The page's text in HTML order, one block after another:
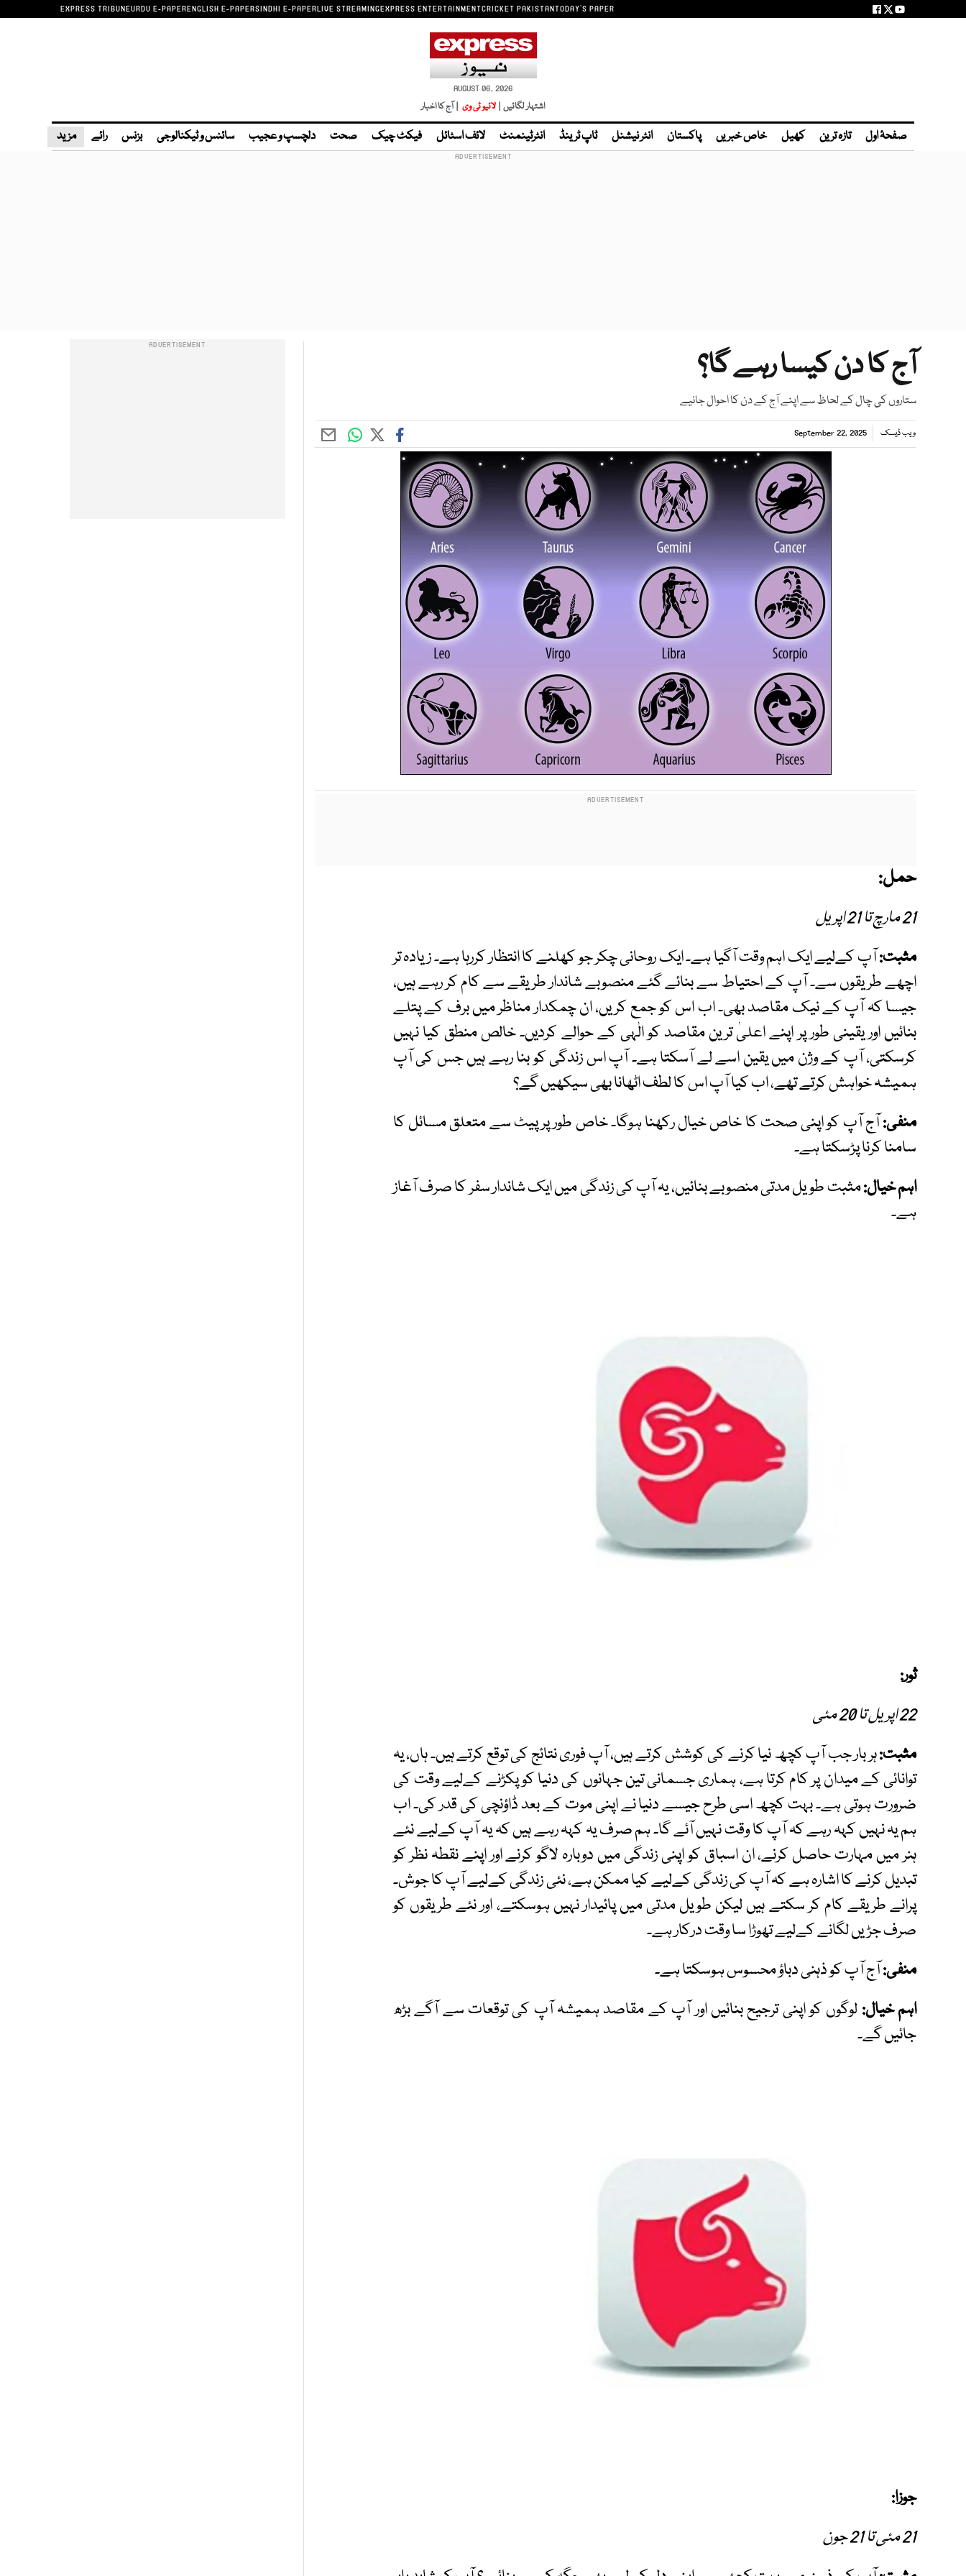
EXPRESS TRIBUNEURDU E-PAPERENGLISH E-PAPERSINDHI E-PAPERLIVE STREAMINGEXPRESS ENTERTAINMENTCRICKET PAKISTANTODAY'S PAPER
AUGUST 06, 2026
اشتہار لگائیں | لائیو ٹی وی | آج کا اخبار
صفحۂ اول تازہ ترین کھیل خاص خبریں پاکستان انٹر نیشنل ٹاپ ٹرینڈ انٹرٹینمنٹ لائف اسٹائل فیکٹ چیک صحت دلچسپ و عجیب سائنس و ٹیکنالوجی بزنس رائے مزید
آج کا دن کیسا رہے گا؟
ستاروں کی چال کے لحاظ سے اپنے آج کے دن کا احوال جانیے
ویب ڈیسک September 22, 2025
حمل:
21 مارچ تا 21 اپریل
مثبت:آپ کےلیے ایک اہم وقت آگیا ہے۔ ایک روحانی چکر جو کھلنے کا انتظار کررہا ہے۔ زیادہ تر
اچھے طریقوں سے۔ آپ کے احتیاط سے بنائے گئے منصوبے شاندار طریقے سے کام کر رہے ہیں،
جیسا کہ آپ کے نیک مقاصد بھی۔ اب اس کو جمع کریں، ان چمکدار مناظر میں برف کے پتلے
بنائیں اور یقینی طور پر اپنے اعلیٰ ترین مقاصد کو الٰہی کے حوالے کردیں۔ خالص منطق کیا نہیں
کرسکتی، آپ کے وژن میں یقین اسے لے آسکتا ہے۔ آپ اس زندگی کو بنا رہے ہیں جس کی آپ
ہمیشہ خواہش کرتے تھے، اب کیا آپ اس کا لطف اٹھانا بھی سیکھیں گے؟
منفی:آج آپ کو اپنی صحت کا خاص خیال رکھنا ہوگا۔ خاص طور پر پیٹ سے متعلق مسائل کا
سامنا کرنا پڑسکتا ہے۔
اہم خیال:مثبت طویل مدتی منصوبے بنائیں، یہ آپ کی زندگی میں ایک شاندار سفر کا صرف آغاز
ہے۔
ثور:
22 اپریل تا 20 مئی
مثبت:ہر بار جب آپ کچھ نیا کرنے کی کوشش کرتے ہیں، آپ فوری نتائج کی توقع کرتے ہیں۔ ہاں، یہ
توانائی کے میدان پر کام کرتا ہے، ہماری جسمانی تین جہانوں کی دنیا کو پکڑنے کےلیے وقت کی
ضرورت ہوتی ہے۔ بہت کچھ اسی طرح جیسے دنیا نے اپنی موت کے بعد ڈاؤنچی کی قدر کی۔ اب
ہم یہ نہیں کہہ رہے کہ آپ کا وقت نہیں آئے گا۔ ہم صرف یہ کہہ رہے ہیں کہ یہ آپ کےلیے نئے
ہنر میں مہارت حاصل کرنے، ان اسباق کو اپنی زندگی میں دوبارہ لاگو کرنے اور اپنے نقطہ نظر کو
تبدیل کرنے کا اشارہ ہے کہ آپ کی زندگی کےلیے کیا ممکن ہے، نئی زندگی کےلیے آپ کا جوش۔
پرانے طریقے کام کر سکتے ہیں لیکن طویل مدتی میں پائیدار نہیں ہوسکتے، اور نئے طریقوں کو
صرف جڑیں لگانے کےلیے تھوڑا سا وقت درکار ہے۔
منفی:آج آپ کو ذہنی دباؤ محسوس ہوسکتا ہے۔
اہم خیال: لوگوں کو اپنی ترجیح بنائیں اور آپ کے مقاصد ہمیشہ آپ کی توقعات سے آگے بڑھ
جائیں گے۔
جوزا:
21 مئی تا 21 جون